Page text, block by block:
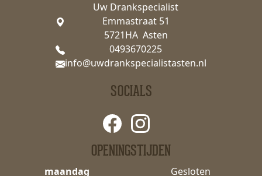
Uw Drankspecialist
Emmastraat 51
5721HA Asten
0493670225
info@uwdrankspecialistasten.nl
OPENINGSTIJDEN
maandag Gesloten
SOCIALS